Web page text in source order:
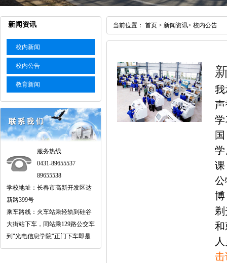
新闻资讯
校内新闻
校内公告
教育新闻
服务热线
0431-89655537
89655538
学校地址：长春市高新开发区达
新路399号
乘车路线：火车站乘轻轨到硅谷
大街站下车，同站乘129路公交车
到"光电信息学院"正门下车即是
当前位置： 首页 > 新闻资讯> 校内公告
我
学
学
课
公
博
剃
和
击